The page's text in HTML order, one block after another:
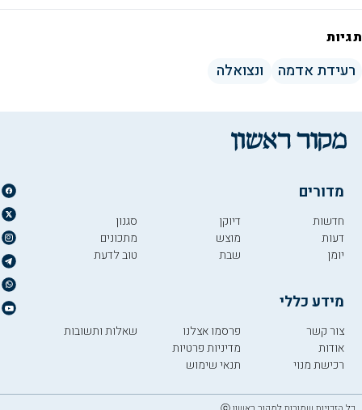
תגיות
רעידת אדמה ונצואלה
מדורים
חדשות
דעות
יומן
דיוקן
מוצש
שבת
סגנון
מתכונים
טוב לדעת
מידע כללי
צור קשר
אודות
רכישת מנוי
פרסמו אצלנו
מדיניות פרטיות
תנאי שימוש
שאלות ותשובות